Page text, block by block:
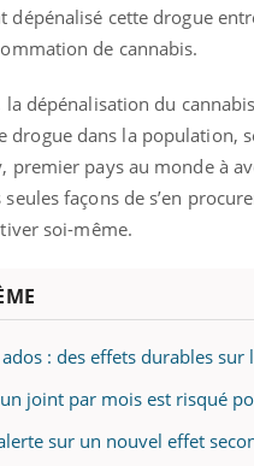
dépénalisé cette drogue
de cannabis.
la dépénalisation du
drogue dans la population,
premier pays au monde à
façons de s’en
soi-même.
ados : des effets durables
joint par mois est risqué
sur un nouvel effet
de
Youtube
Un « jumeau
faciliter l’accès à
préventive
Un établissement lié
mutualiste innove
santé : l'utilisation